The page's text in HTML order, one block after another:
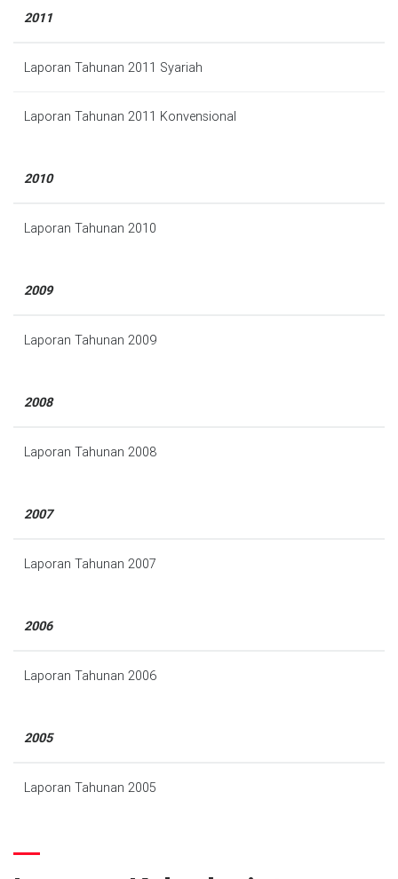
2011
Laporan Tahunan 2011 Syariah
Laporan Tahunan 2011 Konvensional
2010
Laporan Tahunan 2010
2009
Laporan Tahunan 2009
2008
Laporan Tahunan 2008
2007
Laporan Tahunan 2007
2006
Laporan Tahunan 2006
2005
Laporan Tahunan 2005